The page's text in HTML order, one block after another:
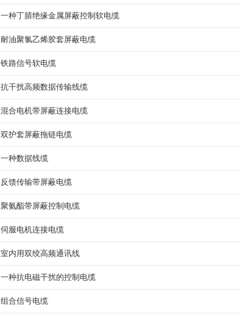
一种丁腈绝缘金属屏蔽控制软电缆
耐油聚氯乙烯胶套屏蔽电缆
铁路信号软电缆
抗干扰高频数据传输线缆
混合电机带屏蔽连接电缆
双护套屏蔽拖链电缆
一种数据线缆
反馈传输带屏蔽电缆
聚氨酯带屏蔽控制电缆
伺服电机连接电缆
室内用双绞高频通讯线
一种抗电磁干扰的控制电缆
组合信号电缆